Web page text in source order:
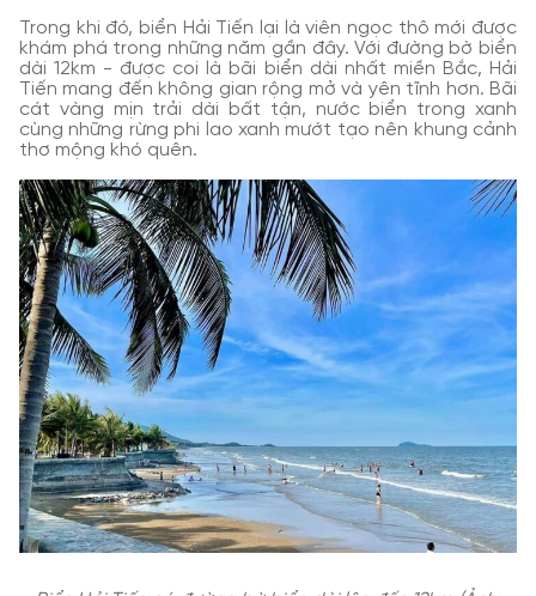
Trong khi đó, biển Hải Tiến lại là viên ngọc thô mới được
khám phá trong những năm gần đây. Với đường bờ biển
dài 12km - được coi là bãi biển dài nhất miền Bắc, Hải
Tiến mang đến không gian rộng mở và yên tĩnh hơn. Bãi
cát vàng mịn trải dài bất tận, nước biển trong xanh
cùng những rừng phi lao xanh mướt tạo nên khung cảnh
thơ mộng khó quên.